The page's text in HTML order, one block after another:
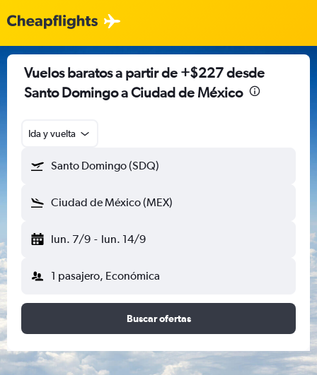
Vuelos baratos a partir de +$227 desde
Santo Domingo a Ciudad de México
Ida y vuelta
Santo Domingo (SDQ)
Ciudad de México (MEX)
lun. 7/9 - lun. 14/9
1 pasajero, Económica
Buscar ofertas